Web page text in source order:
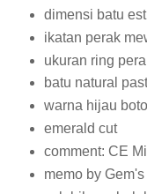
dimensi batu
ikatan perak
ukuran ring
batu natural
warna hijau botol
emerald cut
comment: CE
memo by